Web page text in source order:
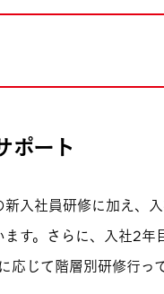
ポート
入社員研修に加え、
す。さらに、入社2
じて階層別研修行って